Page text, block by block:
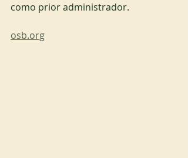
como prior administrador.
osb.org